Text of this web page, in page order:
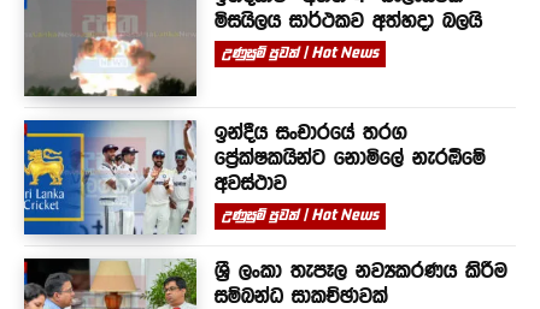
මිසයිලය සාර්ථකව අත්හදා බලයි
උණුසුම් පුවත් | Hot News
ඉන්දීය සංචාරයේ තරග
ප්‍රේක්ෂකයින්ට නොමිලේ නැරඹීමේ
අවස්ථාව
උණුසුම් පුවත් | Hot News
ශ්‍රී ලංකා තැපෑල නව්‍යකරණය කිරීම
සම්බන්ධ සාකච්ඡාවක්